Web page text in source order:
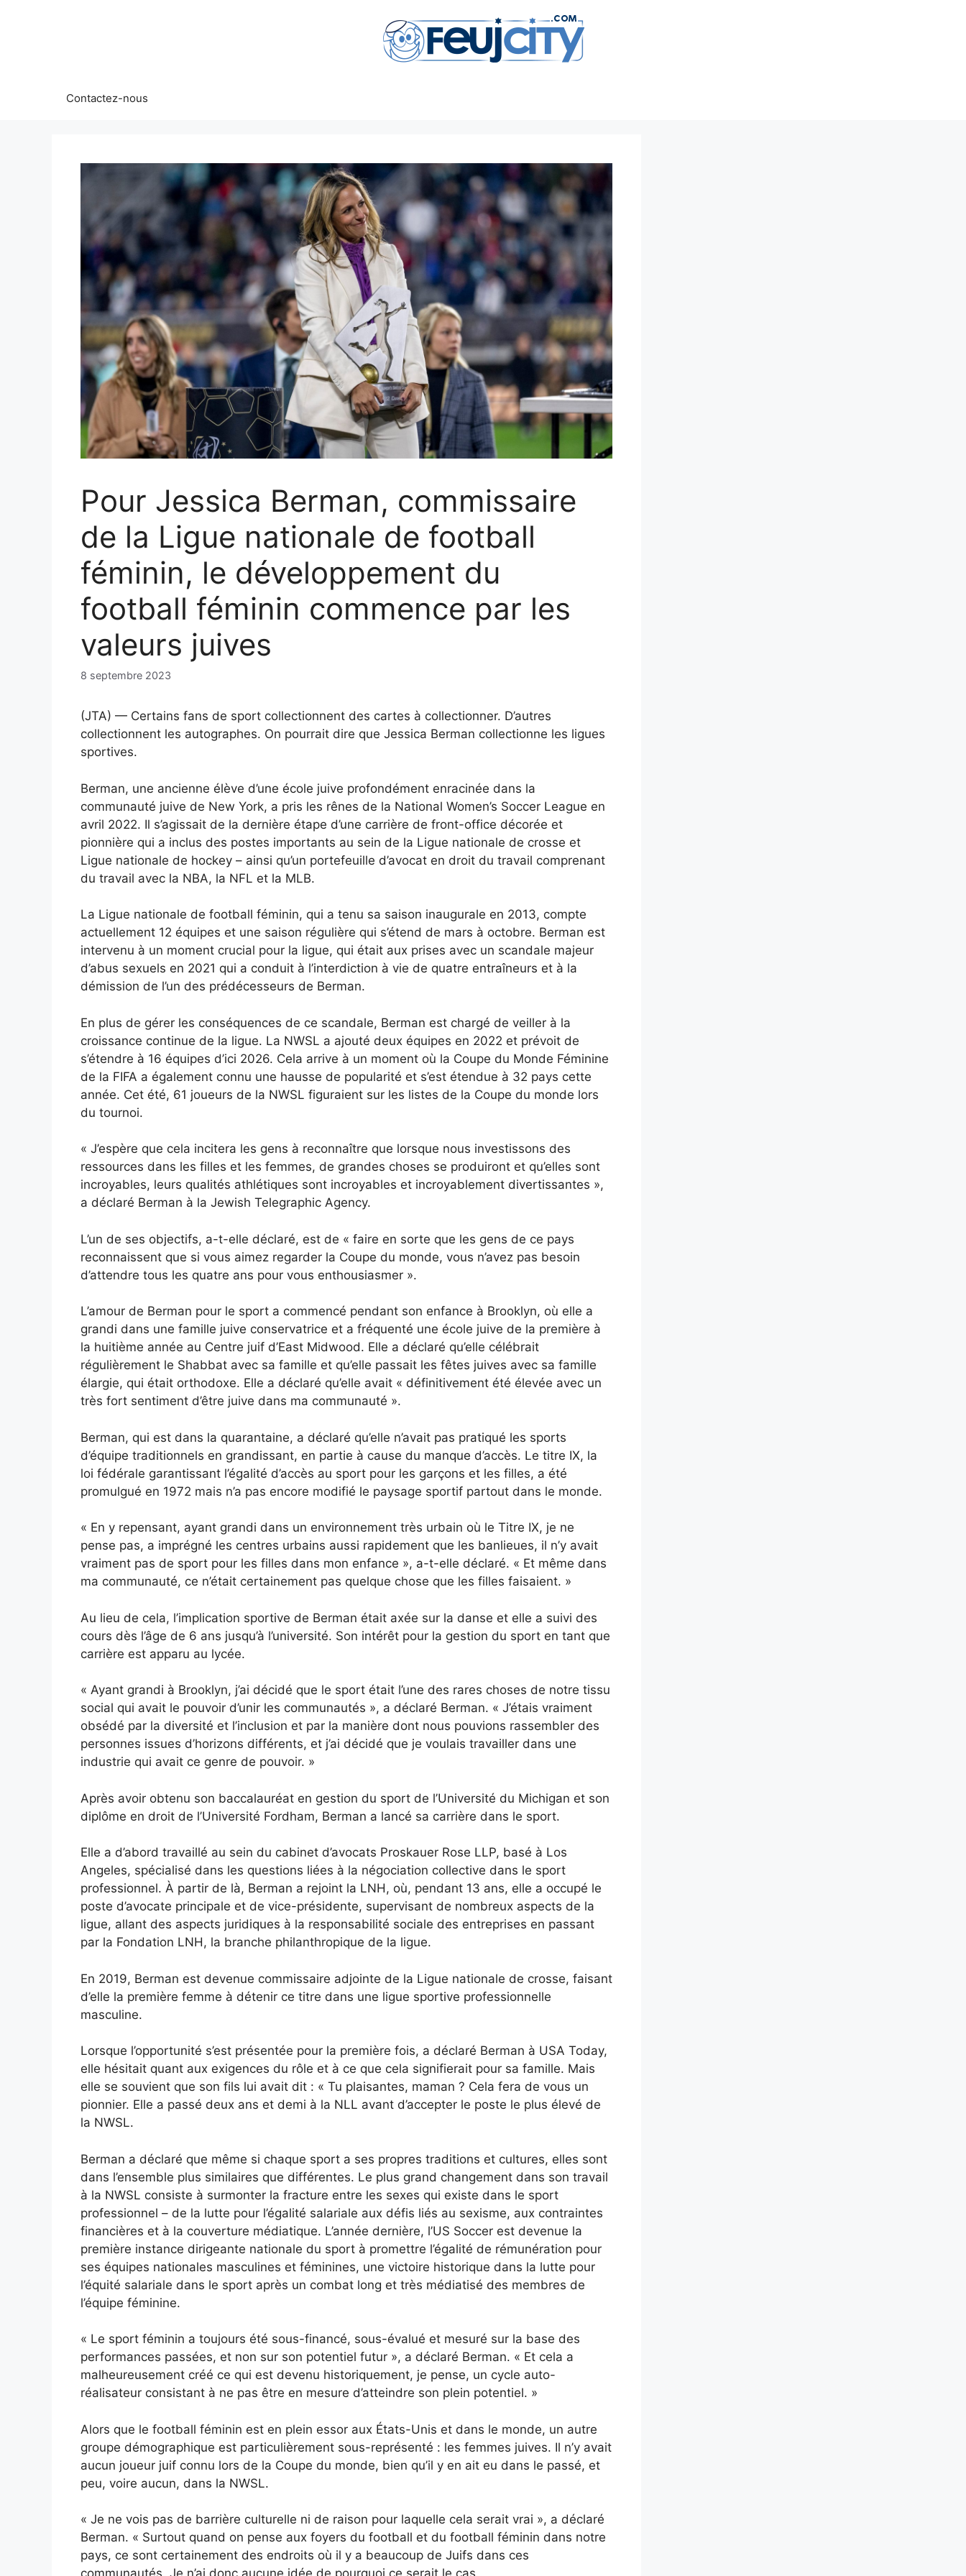
Contactez-nous
Pour Jessica Berman, commissaire
de la Ligue nationale de football
féminin, le développement du
football féminin commence par les
valeurs juives
8 septembre 2023
(JTA) — Certains fans de sport collectionnent des cartes à collectionner. D’autres
collectionnent les autographes. On pourrait dire que Jessica Berman collectionne les ligues
sportives.
Berman, une ancienne élève d’une école juive profondément enracinée dans la
communauté juive de New York, a pris les rênes de la National Women’s Soccer League en
avril 2022. Il s’agissait de la dernière étape d’une carrière de front-office décorée et
pionnière qui a inclus des postes importants au sein de la Ligue nationale de crosse et
Ligue nationale de hockey – ainsi qu’un portefeuille d’avocat en droit du travail comprenant
du travail avec la NBA, la NFL et la MLB.
La Ligue nationale de football féminin, qui a tenu sa saison inaugurale en 2013, compte
actuellement 12 équipes et une saison régulière qui s’étend de mars à octobre. Berman est
intervenu à un moment crucial pour la ligue, qui était aux prises avec un scandale majeur
d’abus sexuels en 2021 qui a conduit à l’interdiction à vie de quatre entraîneurs et à la
démission de l’un des prédécesseurs de Berman.
En plus de gérer les conséquences de ce scandale, Berman est chargé de veiller à la
croissance continue de la ligue. La NWSL a ajouté deux équipes en 2022 et prévoit de
s’étendre à 16 équipes d’ici 2026. Cela arrive à un moment où la Coupe du Monde Féminine
de la FIFA a également connu une hausse de popularité et s’est étendue à 32 pays cette
année. Cet été, 61 joueurs de la NWSL figuraient sur les listes de la Coupe du monde lors
du tournoi.
« J’espère que cela incitera les gens à reconnaître que lorsque nous investissons des
ressources dans les filles et les femmes, de grandes choses se produiront et qu’elles sont
incroyables, leurs qualités athlétiques sont incroyables et incroyablement divertissantes »,
a déclaré Berman à la Jewish Telegraphic Agency.
L’un de ses objectifs, a-t-elle déclaré, est de « faire en sorte que les gens de ce pays
reconnaissent que si vous aimez regarder la Coupe du monde, vous n’avez pas besoin
d’attendre tous les quatre ans pour vous enthousiasmer ».
L’amour de Berman pour le sport a commencé pendant son enfance à Brooklyn, où elle a
grandi dans une famille juive conservatrice et a fréquenté une école juive de la première à
la huitième année au Centre juif d’East Midwood. Elle a déclaré qu’elle célébrait
régulièrement le Shabbat avec sa famille et qu’elle passait les fêtes juives avec sa famille
élargie, qui était orthodoxe. Elle a déclaré qu’elle avait « définitivement été élevée avec un
très fort sentiment d’être juive dans ma communauté ».
Berman, qui est dans la quarantaine, a déclaré qu’elle n’avait pas pratiqué les sports
d’équipe traditionnels en grandissant, en partie à cause du manque d’accès. Le titre IX, la
loi fédérale garantissant l’égalité d’accès au sport pour les garçons et les filles, a été
promulgué en 1972 mais n’a pas encore modifié le paysage sportif partout dans le monde.
« En y repensant, ayant grandi dans un environnement très urbain où le Titre IX, je ne
pense pas, a imprégné les centres urbains aussi rapidement que les banlieues, il n’y avait
vraiment pas de sport pour les filles dans mon enfance », a-t-elle déclaré. « Et même dans
ma communauté, ce n’était certainement pas quelque chose que les filles faisaient. »
Au lieu de cela, l’implication sportive de Berman était axée sur la danse et elle a suivi des
cours dès l’âge de 6 ans jusqu’à l’université. Son intérêt pour la gestion du sport en tant que
carrière est apparu au lycée.
« Ayant grandi à Brooklyn, j’ai décidé que le sport était l’une des rares choses de notre tissu
social qui avait le pouvoir d’unir les communautés », a déclaré Berman. « J’étais vraiment
obsédé par la diversité et l’inclusion et par la manière dont nous pouvions rassembler des
personnes issues d’horizons différents, et j’ai décidé que je voulais travailler dans une
industrie qui avait ce genre de pouvoir. »
Après avoir obtenu son baccalauréat en gestion du sport de l’Université du Michigan et son
diplôme en droit de l’Université Fordham, Berman a lancé sa carrière dans le sport.
Elle a d’abord travaillé au sein du cabinet d’avocats Proskauer Rose LLP, basé à Los
Angeles, spécialisé dans les questions liées à la négociation collective dans le sport
professionnel. À partir de là, Berman a rejoint la LNH, où, pendant 13 ans, elle a occupé le
poste d’avocate principale et de vice-présidente, supervisant de nombreux aspects de la
ligue, allant des aspects juridiques à la responsabilité sociale des entreprises en passant
par la Fondation LNH, la branche philanthropique de la ligue.
En 2019, Berman est devenue commissaire adjointe de la Ligue nationale de crosse, faisant
d’elle la première femme à détenir ce titre dans une ligue sportive professionnelle
masculine.
Lorsque l’opportunité s’est présentée pour la première fois, a déclaré Berman à USA Today,
elle hésitait quant aux exigences du rôle et à ce que cela signifierait pour sa famille. Mais
elle se souvient que son fils lui avait dit : « Tu plaisantes, maman ? Cela fera de vous un
pionnier. Elle a passé deux ans et demi à la NLL avant d’accepter le poste le plus élevé de
la NWSL.
Berman a déclaré que même si chaque sport a ses propres traditions et cultures, elles sont
dans l’ensemble plus similaires que différentes. Le plus grand changement dans son travail
à la NWSL consiste à surmonter la fracture entre les sexes qui existe dans le sport
professionnel – de la lutte pour l’égalité salariale aux défis liés au sexisme, aux contraintes
financières et à la couverture médiatique. L’année dernière, l’US Soccer est devenue la
première instance dirigeante nationale du sport à promettre l’égalité de rémunération pour
ses équipes nationales masculines et féminines, une victoire historique dans la lutte pour
l’équité salariale dans le sport après un combat long et très médiatisé des membres de
l’équipe féminine.
« Le sport féminin a toujours été sous-financé, sous-évalué et mesuré sur la base des
performances passées, et non sur son potentiel futur », a déclaré Berman. « Et cela a
malheureusement créé ce qui est devenu historiquement, je pense, un cycle auto-
réalisateur consistant à ne pas être en mesure d’atteindre son plein potentiel. »
Alors que le football féminin est en plein essor aux États-Unis et dans le monde, un autre
groupe démographique est particulièrement sous-représenté : les femmes juives. Il n’y avait
aucun joueur juif connu lors de la Coupe du monde, bien qu’il y en ait eu dans le passé, et
peu, voire aucun, dans la NWSL.
« Je ne vois pas de barrière culturelle ni de raison pour laquelle cela serait vrai », a déclaré
Berman. « Surtout quand on pense aux foyers du football et du football féminin dans notre
pays, ce sont certainement des endroits où il y a beaucoup de Juifs dans ces